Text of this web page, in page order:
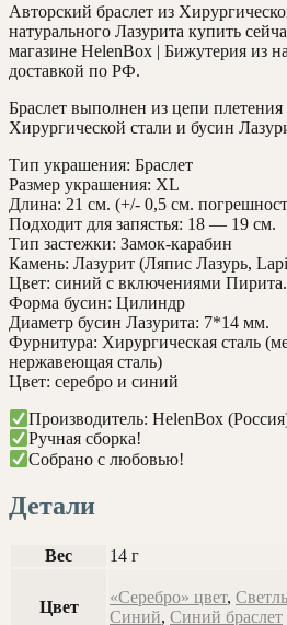
Авторский браслет из
натурального Лазурита купить
магазине HelenBox | Бижутерия из
доставкой по РФ.
Браслет выполнен из цепи плетения
Хирургической стали и бусин
Тип украшения: Браслет
Размер украшения: XL
Длина: 21 см. (+/- 0,5 см.
Подходит для запястья: 18 — 19 см.
Тип застежки: Замок-карабин
Камень: Лазурит (Ляпис Лазурь,
Цвет: синий с включениями Пирита.
Форма бусин: Цилиндр
Диаметр бусин Лазурита: 7*14 мм.
Фурнитура: Хирургическая сталь
нержавеющая сталь)
Цвет: серебро и синий
Производитель: HelenBox
Ручная сборка!
Собрано с любовью!
Детали
Вес 14 г
Цвет
«Серебро» цвет,
Синий, Синий браслет